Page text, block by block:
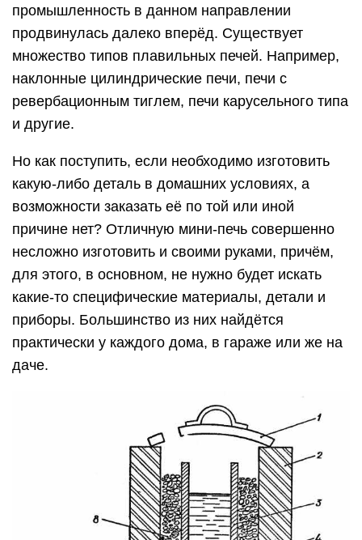
промышленность в данном направлении
продвинулась далеко вперёд. Существует
множество типов плавильных печей. Например,
наклонные цилиндрические печи, печи с
ревербационным тиглем, печи карусельного типа
и другие.
Но как поступить, если необходимо изготовить
какую-либо деталь в домашних условиях, а
возможности заказать её по той или иной
причине нет? Отличную мини-печь совершенно
несложно изготовить и своими руками, причём,
для этого, в основном, не нужно будет искать
какие-то специфические материалы, детали и
приборы. Большинство из них найдётся
практически у каждого дома, в гараже или же на
даче.